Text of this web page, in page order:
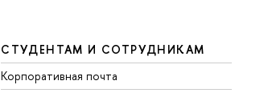
СТУДЕНТАМ И СОТРУДНИКАМ
Корпоративная почта